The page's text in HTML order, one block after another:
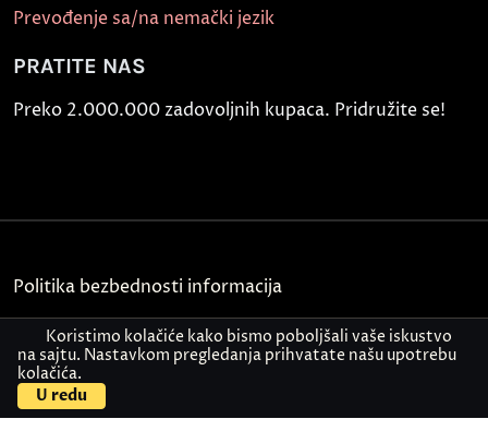
Prevođenje sa/na nemački jezik
PRATITE NAS
Preko 2.000.000 zadovoljnih kupaca. Pridružite se!
Politika bezbednosti informacija
Kontakt
© Akademija Oxford 2026.
Koristimo kolačiće kako bismo poboljšali vaše iskustvo
na sajtu. Nastavkom pregledanja prihvatate našu upotrebu
kolačića.
U redu